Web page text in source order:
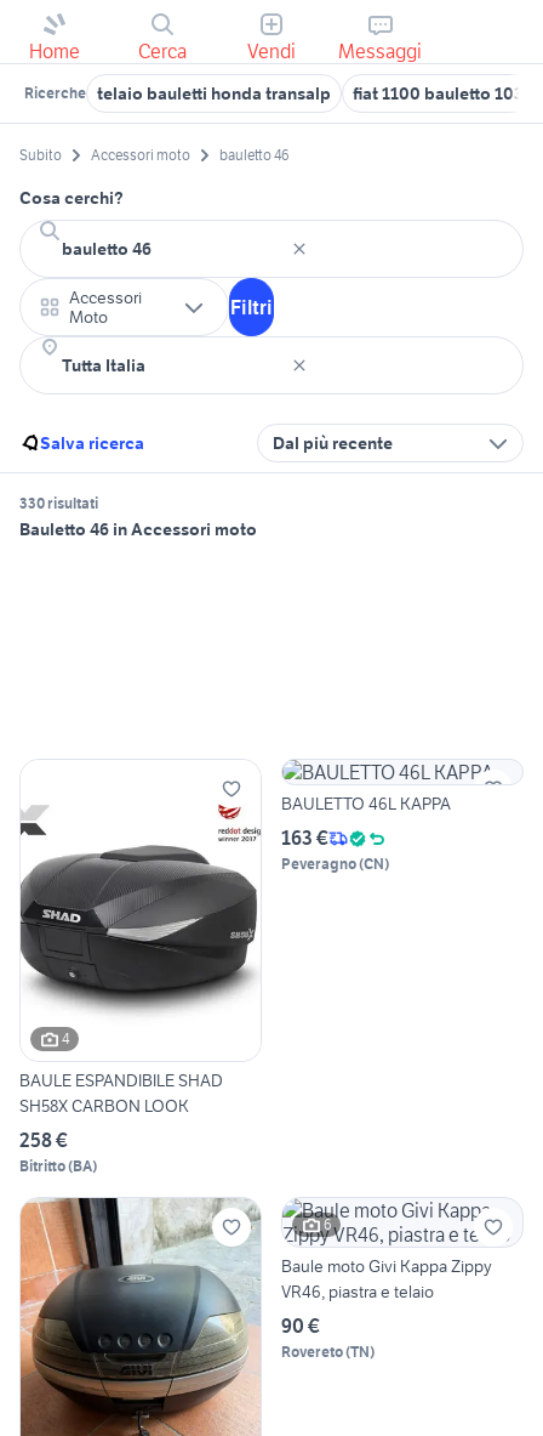
Home Cerca Vendi Messaggi
Ricerche telaio bauletti honda transalp fiat 1100 bauletto 103
Subito Accessori moto bauletto 46
Cosa cerchi?
Accessori
Moto
Filtri
Salva ricerca Dal più recente
330 risultati
Bauletto 46 in Accessori moto
4
BAULE ESPANDIBILE SHAD
SH58X CARBON LOOK
258 €
Bitritto(BA)
BAULETTO 46L KAPPA
163 €
Peveragno(CN)
6
Baule moto Givi Kappa Zippy
VR46, piastra e telaio
90 €
Rovereto(TN)